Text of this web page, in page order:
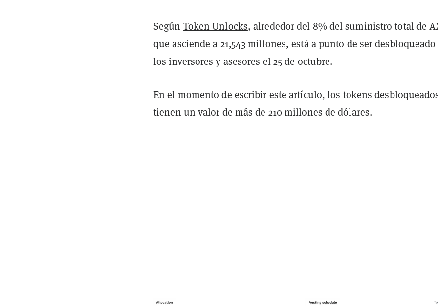
Según Token Unlocks, alrededor del 8% del suministro total de
que asciende a 21,543 millones, está a punto de ser
los inversores y asesores el 25 de octubre.
En el momento de escribir este artículo, los tokens
tienen un valor de más de 210 millones de dólares.